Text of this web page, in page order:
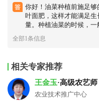
你好！油菜种植前施足
叶面肥，这样才能满足
量。种植油菜的时候，
还需要适当的补充钙、
全部1条信息
相关专家推荐
王金玉·高级农艺师
农业技术推广中心